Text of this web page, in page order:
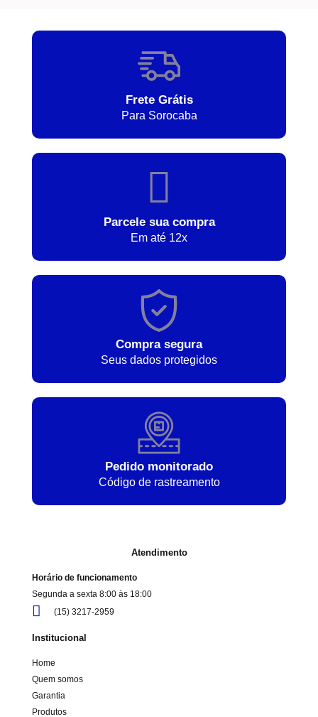
Frete Grátis
Para Sorocaba
Parcele sua compra
Em até 12x
Compra segura
Seus dados protegidos
Pedido monitorado
Código de rastreamento
Atendimento
Horário de funcionamento
Segunda a sexta 8:00 às 18:00
(15) 3217-2959
Institucional
Home
Quem somos
Garantia
Produtos